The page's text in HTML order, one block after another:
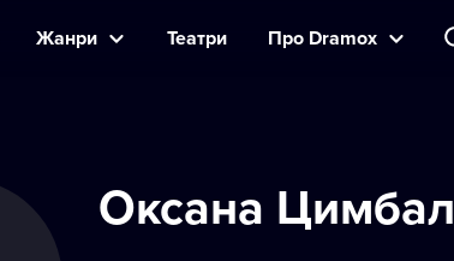
Жанри Театри Прo Dramox
Оксана Цимбал